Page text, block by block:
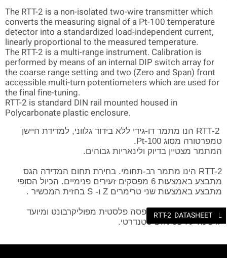
The RTT-2 is a non-isolated two-wire transmitter which
converts the measuring signal of a Pt-100 temperature
detector into a standardized load-independent current,
linearly proportional to the measured temperature.
The RTT-2 is a multi-range instrument. Calibration is
performed by means of an internal DIP switch array for
the coarse range setting and two (Zero and Span) front
accessible multi-turn potentiometers which are used for
the final fine-tuning.
RTT-2 is standard DIN rail mounted housed in
Polycarbonate plastic enclosure.
RTT-2 הנו מתמר דו-גידי ללא בידוד גלווני, למדידת חיישן
טמפרטורה מסוג Pt-100.
המתמר מצטיין בדיוק ולינאריות גבוהים.
RTT-2 הינו מתמר רב-תחומי. בחירת תחום המדידה הגס
מתבצע באמצעות 6 מפסקים זעירים פנימיים. הכיול הסופי
מתבצע באמצעות שני טרימרים Z ו- S בחזית המכשיר .
RTT-2 נמצא בתוך קופסה פלסטית מפוליקרבונט ומיועד
לדפינה על פסDINסטנדרטי.
RTT-2 MANUAL
RTT-2 DATASHEET